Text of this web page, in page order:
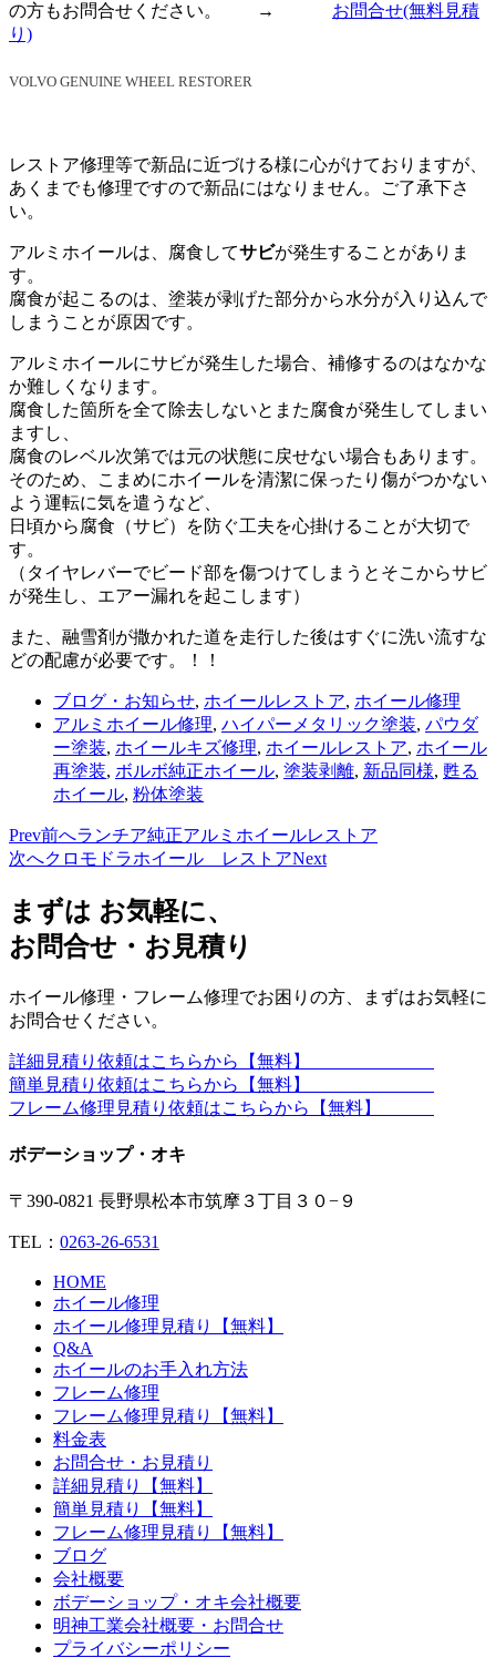
の方もお問合せください。 → お問合せ(無料見積
り)
VOLVO GENUINE WHEEL RESTORER
レストア修理等で新品に近づける様に心がけておりますが、
あくまでも修理ですので新品にはなりません。ご了承下さ
い。
アルミホイールは、腐食してサビが発生することがありま
す。
腐食が起こるのは、塗装が剥げた部分から水分が入り込んで
しまうことが原因です。
アルミホイールにサビが発生した場合、補修するのはなかな
か難しくなります。
腐食した箇所を全て除去しないとまた腐食が発生してしまい
ますし、
腐食のレベル次第では元の状態に戻せない場合もあります。
そのため、こまめにホイールを清潔に保ったり傷がつかない
よう運転に気を遣うなど、
日頃から腐食（サビ）を防ぐ工夫を心掛けることが大切で
す。
（タイヤレバーでビード部を傷つけてしまうとそこからサビ
が発生し、エアー漏れを起こします）
また、融雪剤が撒かれた道を走行した後はすぐに洗い流すな
どの配慮が必要です。！！
ブログ・お知らせ, ホイールレストア, ホイール修理
アルミホイール修理, ハイパーメタリック塗装, パウダ
ー塗装, ホイールキズ修理, ホイールレストア, ホイール
再塗装, ボルボ純正ホイール, 塗装剥離, 新品同様, 甦る
ホイール, 粉体塗装
Prev前へランチア純正アルミホイールレストア
次へクロモドラホイール レストアNext
まずは お気軽に、
お問合せ・お見積り
ホイール修理・フレーム修理でお困りの方、まずはお気軽に
お問合せください。
詳細見積り依頼はこちらから【無料】
簡単見積り依頼はこちらから【無料】
フレーム修理見積り依頼はこちらから【無料】
ボデーショップ・オキ
〒390-0821 長野県松本市筑摩３丁目３０−９
TEL： 0263-26-6531
HOME
ホイール修理
ホイール修理見積り【無料】
Q&A
ホイールのお手入れ方法
フレーム修理
フレーム修理見積り【無料】
料金表
お問合せ・お見積り
詳細見積り【無料】
簡単見積り【無料】
フレーム修理見積り【無料】
ブログ
会社概要
ボデーショップ・オキ会社概要
明神工業会社概要・お問合せ
プライバシーポリシー